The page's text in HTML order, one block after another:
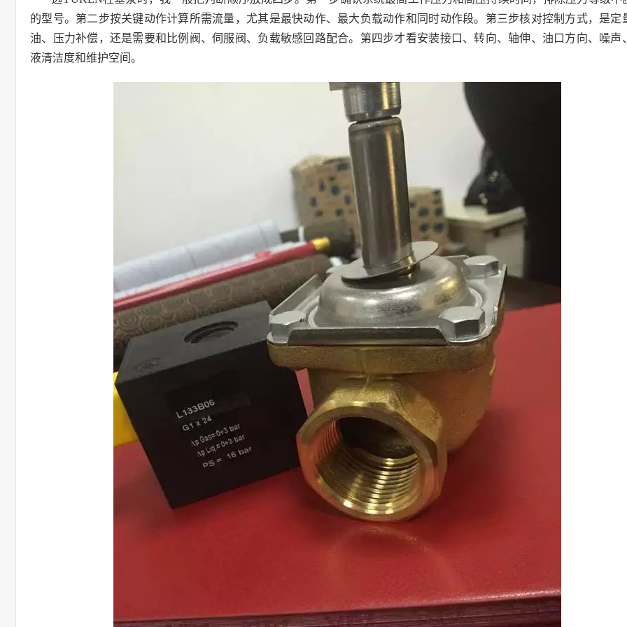
的型号。第二步按关键动作计算所需流量，尤其是最快动作、最大负载动作和同时动作段。第三步核对控制方式，是定
油、压力补偿，还是需要和比例阀、伺服阀、负载敏感回路配合。第四步才看安装接口、转向、轴伸、油口方向、噪声
液清洁度和维护空间。